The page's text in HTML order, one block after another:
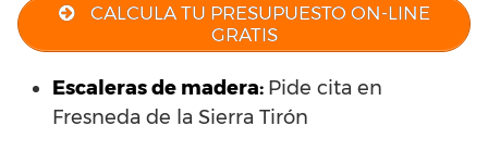
CALCULA TU PRESUPUESTO ON-LINE
GRATIS
Escaleras de madera: Pide cita en
Fresneda de la Sierra Tirón